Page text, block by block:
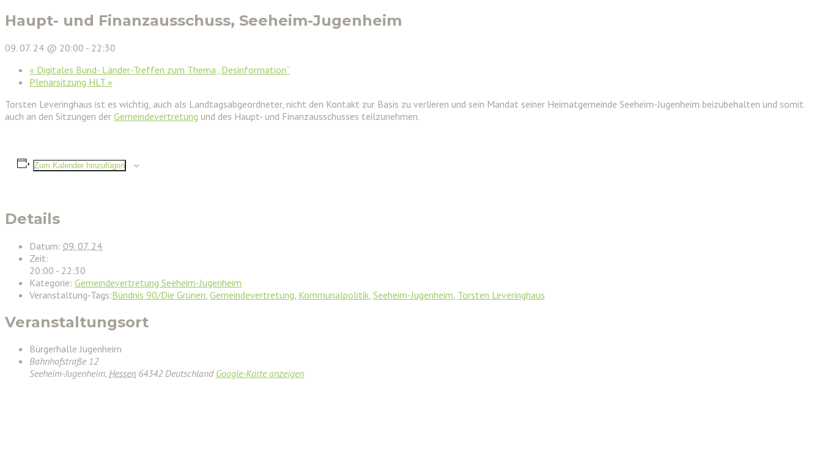
Haupt- und Finanzausschuss, Seeheim-Jugenheim
09. 07. 24 @ 20:00 - 22:30
« Digitales Bund- Länder-Treffen zum Thema „Desinformation“
Plenarsitzung HLT »
Torsten Leveringhaus ist es wichtig, auch als Landtagsabgeordneter, nicht den Kontakt zur Basis zu verlieren und sein Mandat seiner Heimatgemeinde Seeheim-Jugenheim beizubehalten und somit
auch an den Sitzungen der Gemeindevertretung und des Haupt- und Finanzausschusses teilzunehmen.
Zum Kalender hinzufügen
Details
Datum: 09. 07. 24
Zeit:
20:00 - 22:30
Kategorie: Gemeindevertretung Seeheim-Jugenheim
Veranstaltung-Tags:Bündnis 90/Die Grünen Gemeindevertretung Kommunalpolitik Seeheim-Jugenheim Torsten Leveringhaus
Veranstaltungsort
Bürgerhalle Jugenheim
Bahnhofstraße 12
Seeheim-Jugenheim, Hessen 64342 Deutschland Google-Karte anzeigen